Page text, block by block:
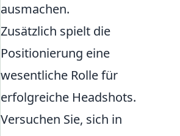
ausmachen.
Zusätzlich spielt die
Positionierung eine
wesentliche Rolle für
erfolgreiche Headshots.
Versuchen Sie, sich in